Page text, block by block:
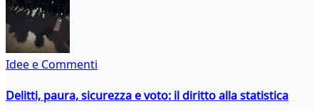
Idee e Commenti
Delitti, paura, sicurezza e voto: il diritto alla statistica